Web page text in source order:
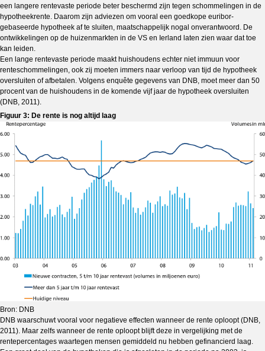
een langere rentevaste periode beter beschermd zijn tegen schommelingen in de
hypotheekrente. Daarom zijn adviezen om vooral een goedkope euribor-
gebaseerde hypotheek af te sluiten, maatschappelijk nogal onverantwoord. De
ontwikkelingen op de huizenmarkten in de VS en Ierland laten zien waar dat toe
kan leiden.
Een lange rentevaste periode maakt huishoudens echter niet immuun voor
renteschommelingen, ook zij moeten immers naar verloop van tijd de hypotheek
oversluiten of afbetalen. Volgens enquête gegevens van DNB, moet meer dan 50
procent van de huishoudens in de komende vijf jaar de hypotheek oversluiten
(DNB, 2011).
Figuur 3: De rente is nog altijd laag
Bron: DNB
DNB waarschuwt vooral voor negatieve effecten wanneer de rente oploopt (DNB,
2011). Maar zelfs wanneer de rente oploopt blijft deze in vergelijking met de
rentepercentages waartegen mensen gemiddeld nu hebben gefinancierd laag.